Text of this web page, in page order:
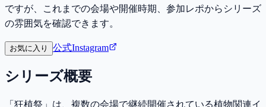
ですが、これまでの会場や開催時期、参加レポからシリーズ
の雰囲気を確認できます。
お気に入り 公式Instagram
シリーズ概要
「狂植祭」は、複数の会場で継続開催されている植物関連イ